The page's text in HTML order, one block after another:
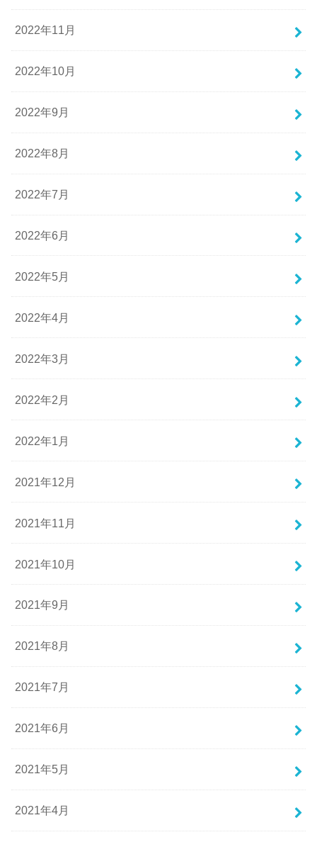
2022年11月
2022年10月
2022年9月
2022年8月
2022年7月
2022年6月
2022年5月
2022年4月
2022年3月
2022年2月
2022年1月
2021年12月
2021年11月
2021年10月
2021年9月
2021年8月
2021年7月
2021年6月
2021年5月
2021年4月